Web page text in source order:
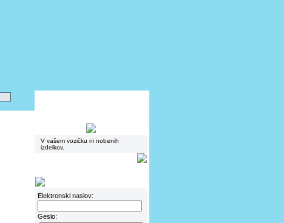
V vašem vozičku ni nobenih
izdelkov.
Elektronski naslov:
Geslo: